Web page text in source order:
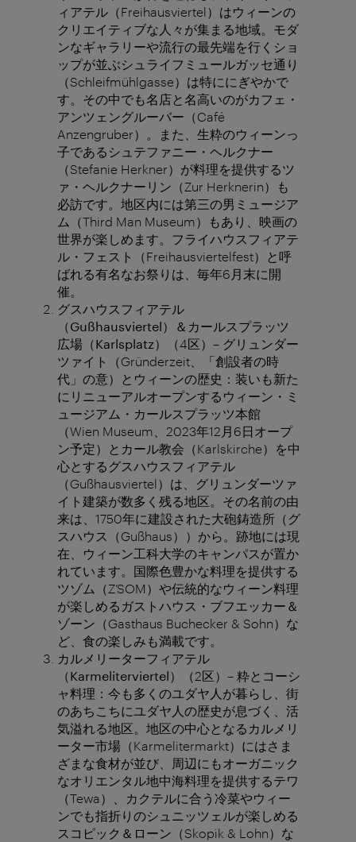
ィアテル（Freihausviertel）はウィーンの
クリエイティブな人々が集まる地域。モダ
ンなギャラリーや流行の最先端を行くショ
ップが並ぶシュライフミュールガッセ通り
（Schleifmühlgasse）は特ににぎやかで
す。その中でも名店と名高いのがカフェ・
アンツェングルーバー（Café
Anzengruber）。また、生粋のウィーンっ
子であるシュテファニー・ヘルクナー
（Stefanie Herkner）が料理を提供するツ
ァ・ヘルクナーリン（Zur Herknerin）も
必訪です。地区内には第三の男ミュージア
ム（Third Man Museum）もあり、映画の
世界が楽しめます。フライハウスフィアテ
ル・フェスト（Freihausviertelfest）と呼
ばれる有名なお祭りは、毎年6月末に開
催。
グスハウスフィアテル
（Gußhausviertel）＆カールスプラッツ
広場（Karlsplatz）
（4区）– グリュンダー
ツァイト（Gründerzeit、「創設者の時
代」の意）とウィーンの歴史：装いも新た
にリニューアルオープンするウィーン・ミ
ュージアム・カールスプラッツ本館
（Wien Museum、2023年12月6日オープ
ン予定）とカール教会（Karlskirche）を中
心とするグスハウスフィアテル
（Gußhausviertel）は、グリュンダーツァ
イト建築が数多く残る地区。その名前の由
来は、1750年に建設された大砲鋳造所（グ
スハウス（Gußhaus））から。跡地には現
在、ウィーン工科大学のキャンパスが置か
れています。国際色豊かな料理を提供する
ツゾム（Z’SOM）や伝統的なウィーン料理
が楽しめるガストハウス・ブフエッカー＆
ゾーン（Gasthaus Buchecker & Sohn）な
ど、食の楽しみも満載です。
カルメリーターフィアテル
（Karmeliterviertel）
（2区）– 粋とコーシ
ャ料理：今も多くのユダヤ人が暮らし、街
のあちこちにユダヤ人の歴史が息づく、活
気溢れる地区。地区の中心となるカルメリ
ーター市場（Karmelitermarkt）にはさま
ざまな食材が並び、周辺にもオーガニック
なオリエンタル地中海料理を提供するテワ
（Tewa）、カクテルに合う冷菜やウィー
ンでも指折りのシュニッツェルが楽しめる
スコピック＆ローン（Skopik & Lohn）な